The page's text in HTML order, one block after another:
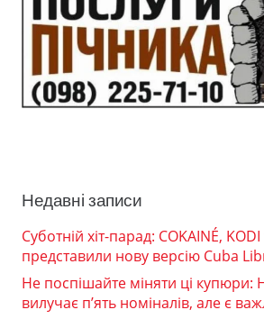
Недавні записи
Суботній хіт-парад: COKAINÉ,
представили нову версію Cuba
Не поспішайте міняти ці купюри:
вилучає п’ять номіналів, але є